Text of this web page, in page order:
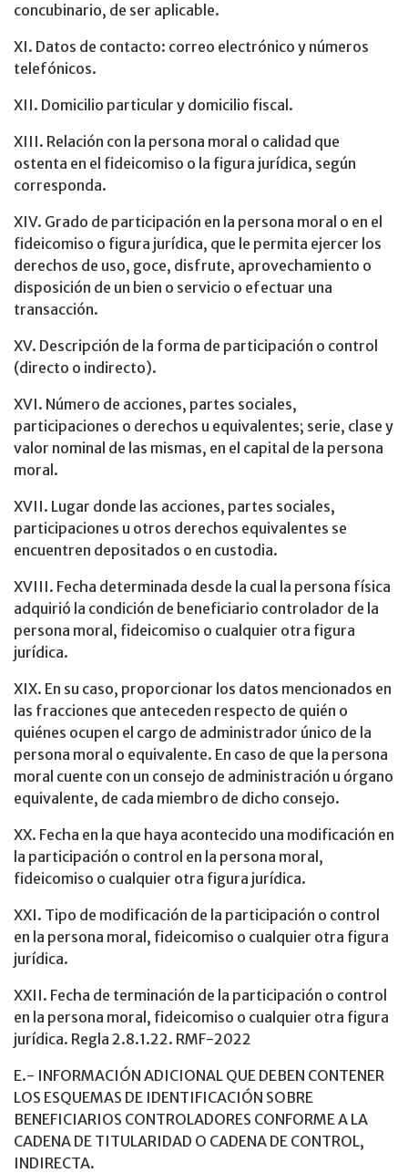
concubinario, de ser aplicable.
XI. Datos de contacto: correo electrónico y números
telefónicos.
XII. Domicilio particular y domicilio fiscal.
XIII. Relación con la persona moral o calidad que
ostenta en el fideicomiso o la figura jurídica, según
corresponda.
XIV. Grado de participación en la persona moral o en el
fideicomiso o figura jurídica, que le permita ejercer los
derechos de uso, goce, disfrute, aprovechamiento o
disposición de un bien o servicio o efectuar una
transacción.
XV. Descripción de la forma de participación o control
(directo o indirecto).
XVI. Número de acciones, partes sociales,
participaciones o derechos u equivalentes; serie, clase y
valor nominal de las mismas, en el capital de la persona
moral.
XVII. Lugar donde las acciones, partes sociales,
participaciones u otros derechos equivalentes se
encuentren depositados o en custodia.
XVIII. Fecha determinada desde la cual la persona física
adquirió la condición de beneficiario controlador de la
persona moral, fideicomiso o cualquier otra figura
jurídica.
XIX. En su caso, proporcionar los datos mencionados en
las fracciones que anteceden respecto de quién o
quiénes ocupen el cargo de administrador único de la
persona moral o equivalente. En caso de que la persona
moral cuente con un consejo de administración u órgano
equivalente, de cada miembro de dicho consejo.
XX. Fecha en la que haya acontecido una modificación en
la participación o control en la persona moral,
fideicomiso o cualquier otra figura jurídica.
XXI. Tipo de modificación de la participación o control
en la persona moral, fideicomiso o cualquier otra figura
jurídica.
XXII. Fecha de terminación de la participación o control
en la persona moral, fideicomiso o cualquier otra figura
jurídica. Regla 2.8.1.22. RMF-2022
E.- INFORMACIÓN ADICIONAL QUE DEBEN CONTENER
LOS ESQUEMAS DE IDENTIFICACIÓN SOBRE
BENEFICIARIOS CONTROLADORES CONFORME A LA
CADENA DE TITULARIDAD O CADENA DE CONTROL,
INDIRECTA.